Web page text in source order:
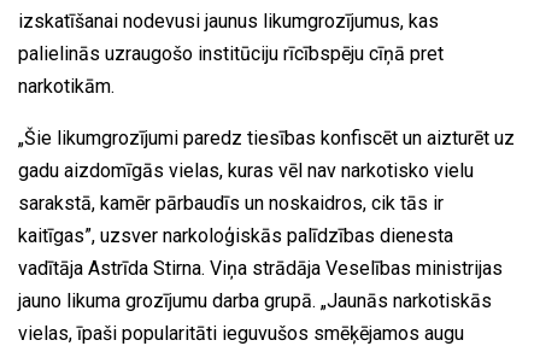
izskatīšanai nodevusi jaunus likumgrozījumus, kas
palielinās uzraugošo institūciju rīcībspēju cīņā pret
narkotikām.
„Šie likumgrozījumi paredz tiesības konfiscēt un aizturēt uz
gadu aizdomīgās vielas, kuras vēl nav narkotisko vielu
sarakstā, kamēr pārbaudīs un noskaidros, cik tās ir
kaitīgas”, uzsver narkoloģiskās palīdzības dienesta
vadītāja Astrīda Stirna. Viņa strādāja Veselības ministrijas
jauno likuma grozījumu darba grupā. „Jaunās narkotiskās
vielas, īpaši popularitāti ieguvušos smēķējamos augu